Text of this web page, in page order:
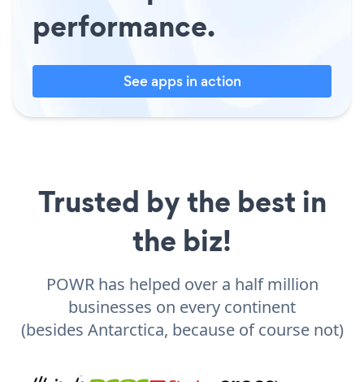
performance.
See apps in action
Trusted by the best in
the biz!
POWR has helped over a half million
businesses on every continent
(besides Antarctica, because of course not)